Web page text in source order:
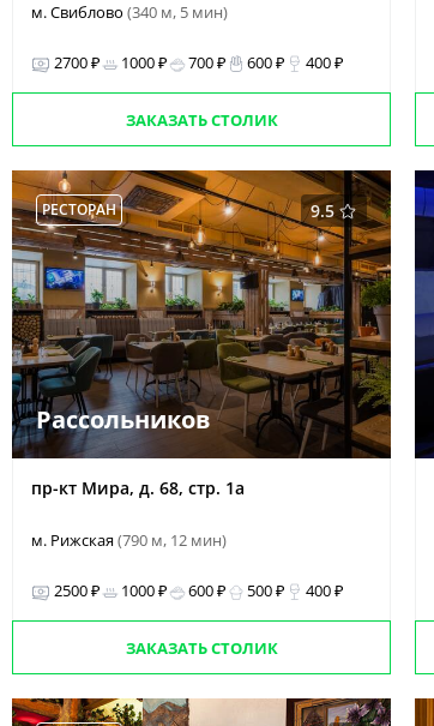
м. Свиблово (340 м, 5 мин)
2700 ₽ 1000 ₽ 700 ₽ 600 ₽ 400 ₽
ЗАКАЗАТЬ СТОЛИК
9.5
РЕСТОРАН
Рассольников
пр-кт Мира, д. 68, стр. 1а
м. Рижская(790 м, 12 мин)
2500 ₽ 1000 ₽ 600 ₽ 500 ₽ 400 ₽
ЗАКАЗАТЬ СТОЛИК